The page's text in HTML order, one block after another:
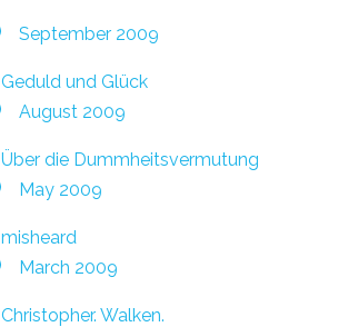
September 2009
Geduld und Glück
August 2009
Über die Dummheitsvermutung
May 2009
misheard
March 2009
Christopher. Walken.